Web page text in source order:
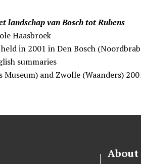
landschap van Bosch tot Rubens
Haasbroek
in 2001 in Den Bosch
summaries
and Zwolle (Waanders)
About